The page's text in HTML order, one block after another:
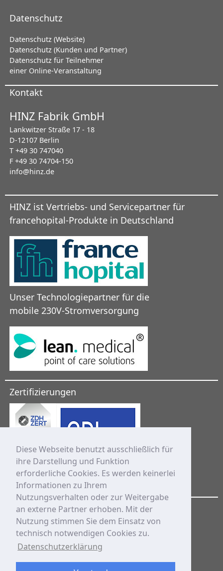
Diese Webseite benutzt ausschließlich für
ihre Darstellung und Funktion
erforderliche Cookies. Es werden keinerlei
Informationen zu Ihrem
Nutzungsverhalten oder zur Weitergabe
an externe Partner erhoben. Mit der
Nutzung stimmen Sie dem Einsatz von
technisch notwendigen Cookies zu.
Datenschutzerklärung
Datenschutz
Datenschutz (Website)
Datenschutz (Kunden und Partner)
Datenschutz für Teilnehmer
einer Online-Veranstaltung
Kontakt
HINZ Fabrik GmbH
Lankwitzer Straße 17 - 18
D-12107 Berlin
T +49 30 747040
F +49 30 74704-150
info@hinz.de
HINZ ist Vertriebs- und Servicepartner für
francehopital-Produkte in Deutschland
Unser Technologiepartner für die
mobile 230V-Stromversorgung
Zertifizierungen
HINZ ist Mitglied in
der Fachgesellschaft